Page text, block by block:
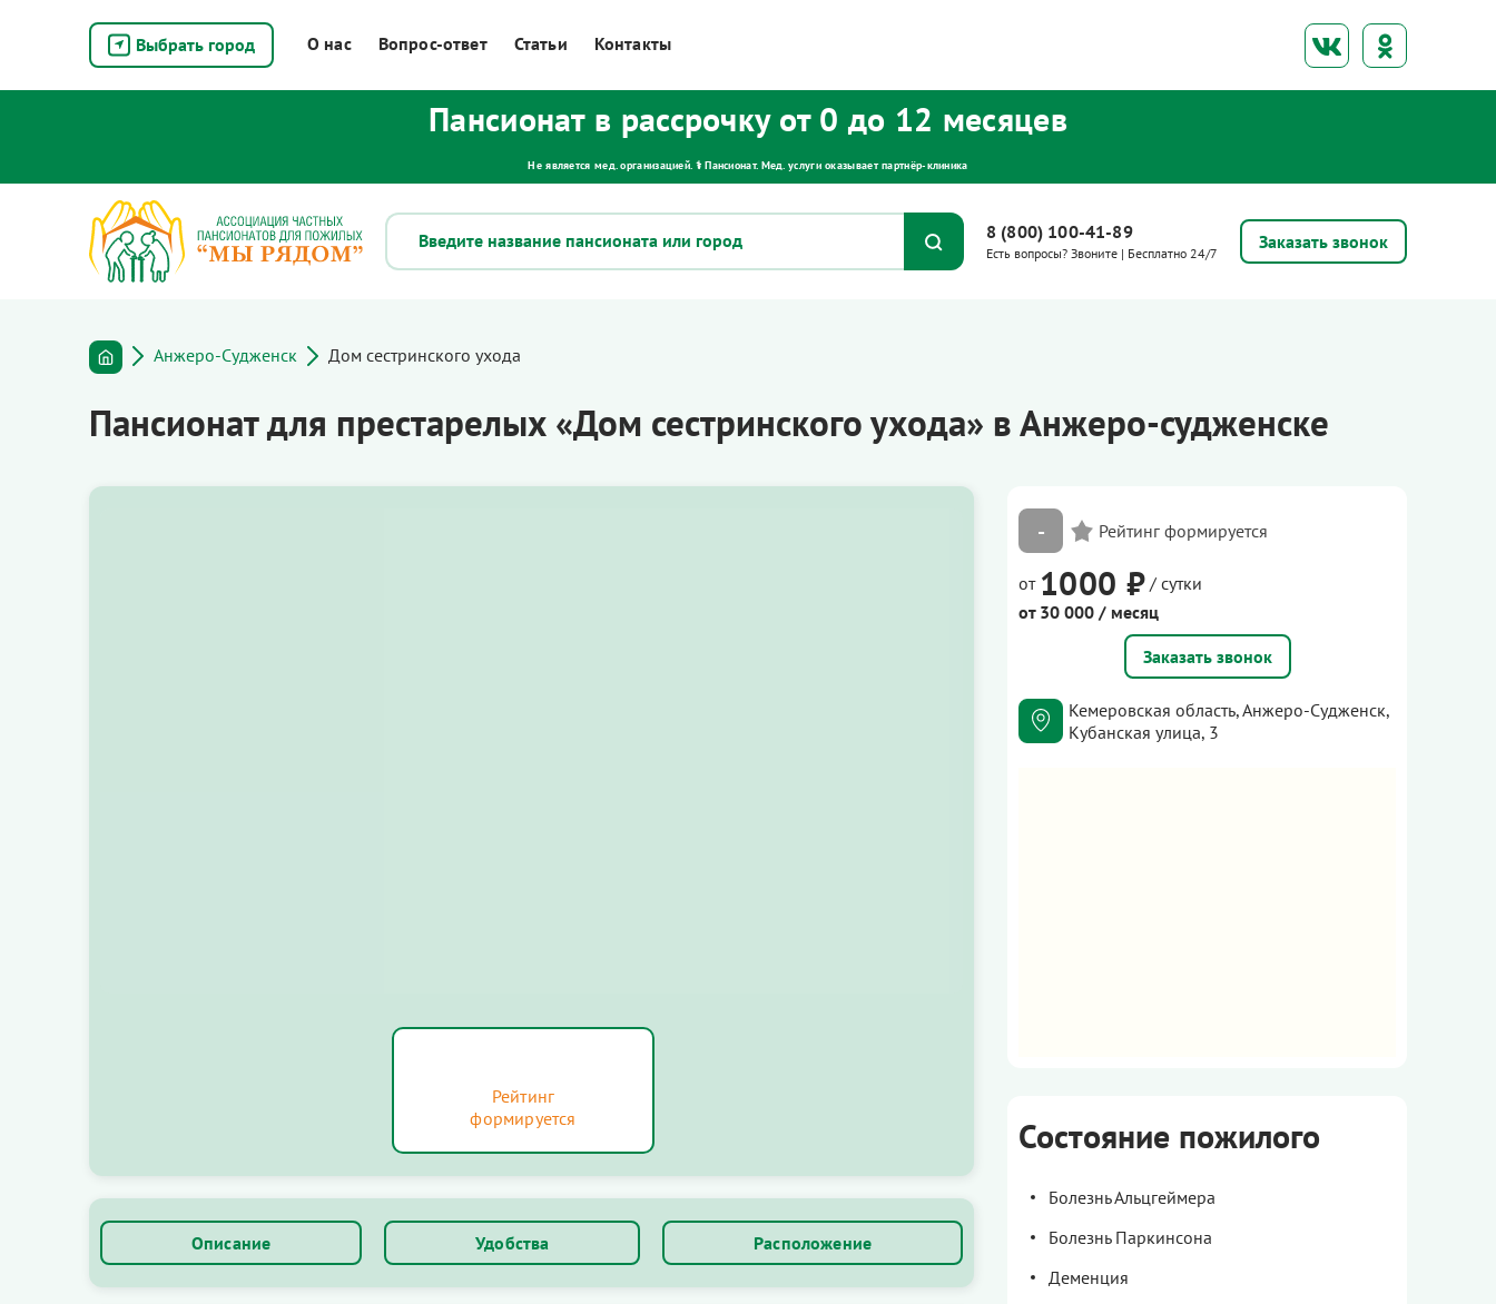
Выбрать город О нас Вопрос-ответ Статьи Контакты
Пансионат в рассрочку от 0 до 12 месяцев
Не является мед. организацией. ⚕ Пансионат. Мед. услуги оказывает партнёр‑клиника
8 (800) 100-41-89
Есть вопросы? Звоните | Бесплатно 24/7
Заказать звонок
Анжеро-Судженск Дом сестринского ухода
Пансионат для престарелых «Дом сестринского ухода» в Анжеро-судженске
Рейтинг
формируется
Описание Удобства Расположение
-
от 1000 ₽/ сутки
от 30 000 / месяц
Заказать звонок
Кемеровская область, Анжеро-Судженск,
Кубанская улица, 3
Состояние пожилого
Болезнь Альцгеймера
Болезнь Паркинсона
Деменция